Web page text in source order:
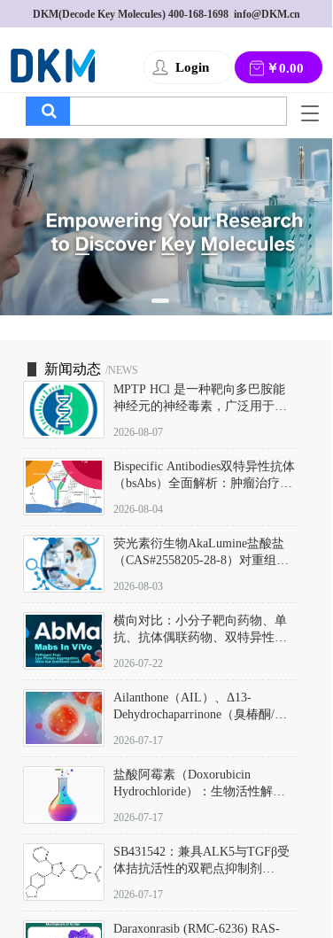
DKM(Decode Key Molecules) 400-168-1698
  info@DKM.cn
Login ￥0.00
T
g
l
e
n
a
v
i
g
a
新闻动态 /NEWS
MPTP HCl 是一种靶向多巴胺能
神经元的神经毒素，广泛用于构
以盐酸盐形式存在，可触发线粒
体介导的神经元凋亡。其经典应
用即为选择性损毁中脑黑质致密
部多巴胺能神经元，从而可靠模
拟帕金森病的核心病理与行为表
2026-08-07
Bispecific Antibodies双特异性抗体
（bsAbs）全面解析：肿瘤治疗的
2026-08-04
荧光素衍生物AkaLumine盐酸盐
（CAS#2558205-28-8）对重组萤
数（Km）为2.06 μM；其近红外
发光特性赋予优异的组织穿透能
力，大幅增强成像信噪比，从而
实现活体动物模型中极低给药剂
量下的高灵敏度、非侵入式生物
2026-08-03
横向对比：小分子靶向药物、单
抗、抗体偶联药物、双特异性抗
及应用瓶颈
2026-07-22
Ailanthone（AIL）、Δ13-
Dehydrochaparrinone（臭椿酮/臭
DKM货号 D806885
2026-07-17
盐酸阿霉素（Doxorubicin
Hydrochloride）：生物活性解
范
2026-07-17
SB431542：兼具ALK5与TGFβ受
体拮抗活性的双靶点抑制剂
D801067）
2026-07-17
Daraxonrasib (RMC-6236) RAS-